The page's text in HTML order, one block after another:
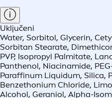
Uključeni
Water, Sorbitol, Glycerin,
Sorbitan Stearate,
PVP, Isopropyl Palmitate,
Panthenol, Niacinamide,
Paraffinum Liquidum, Silica,
Benzethonium Chloride,
Alcohol, Geraniol, Alpha-